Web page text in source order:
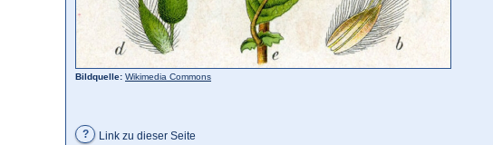
Bildquelle: Wikimedia Commons
? Link zu dieser Seite